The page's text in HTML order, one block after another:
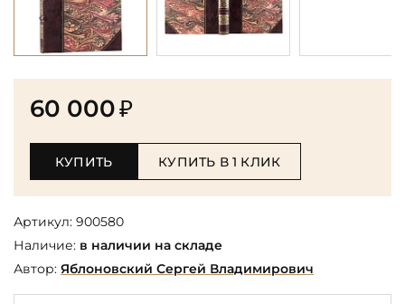
60 000₽
КУПИТЬ КУПИТЬ В 1 КЛИК
Артикул: 900580
Наличие: в наличии на складе
Автор: Яблоновский Сергей Владимирович